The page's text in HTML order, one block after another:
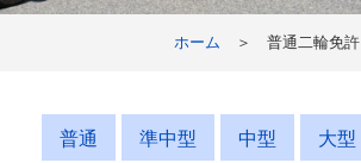
ホーム ＞ 普通二輪免許
普通 準中型 中型 大型